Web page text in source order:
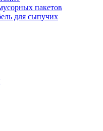
пакетов
для сыпучих